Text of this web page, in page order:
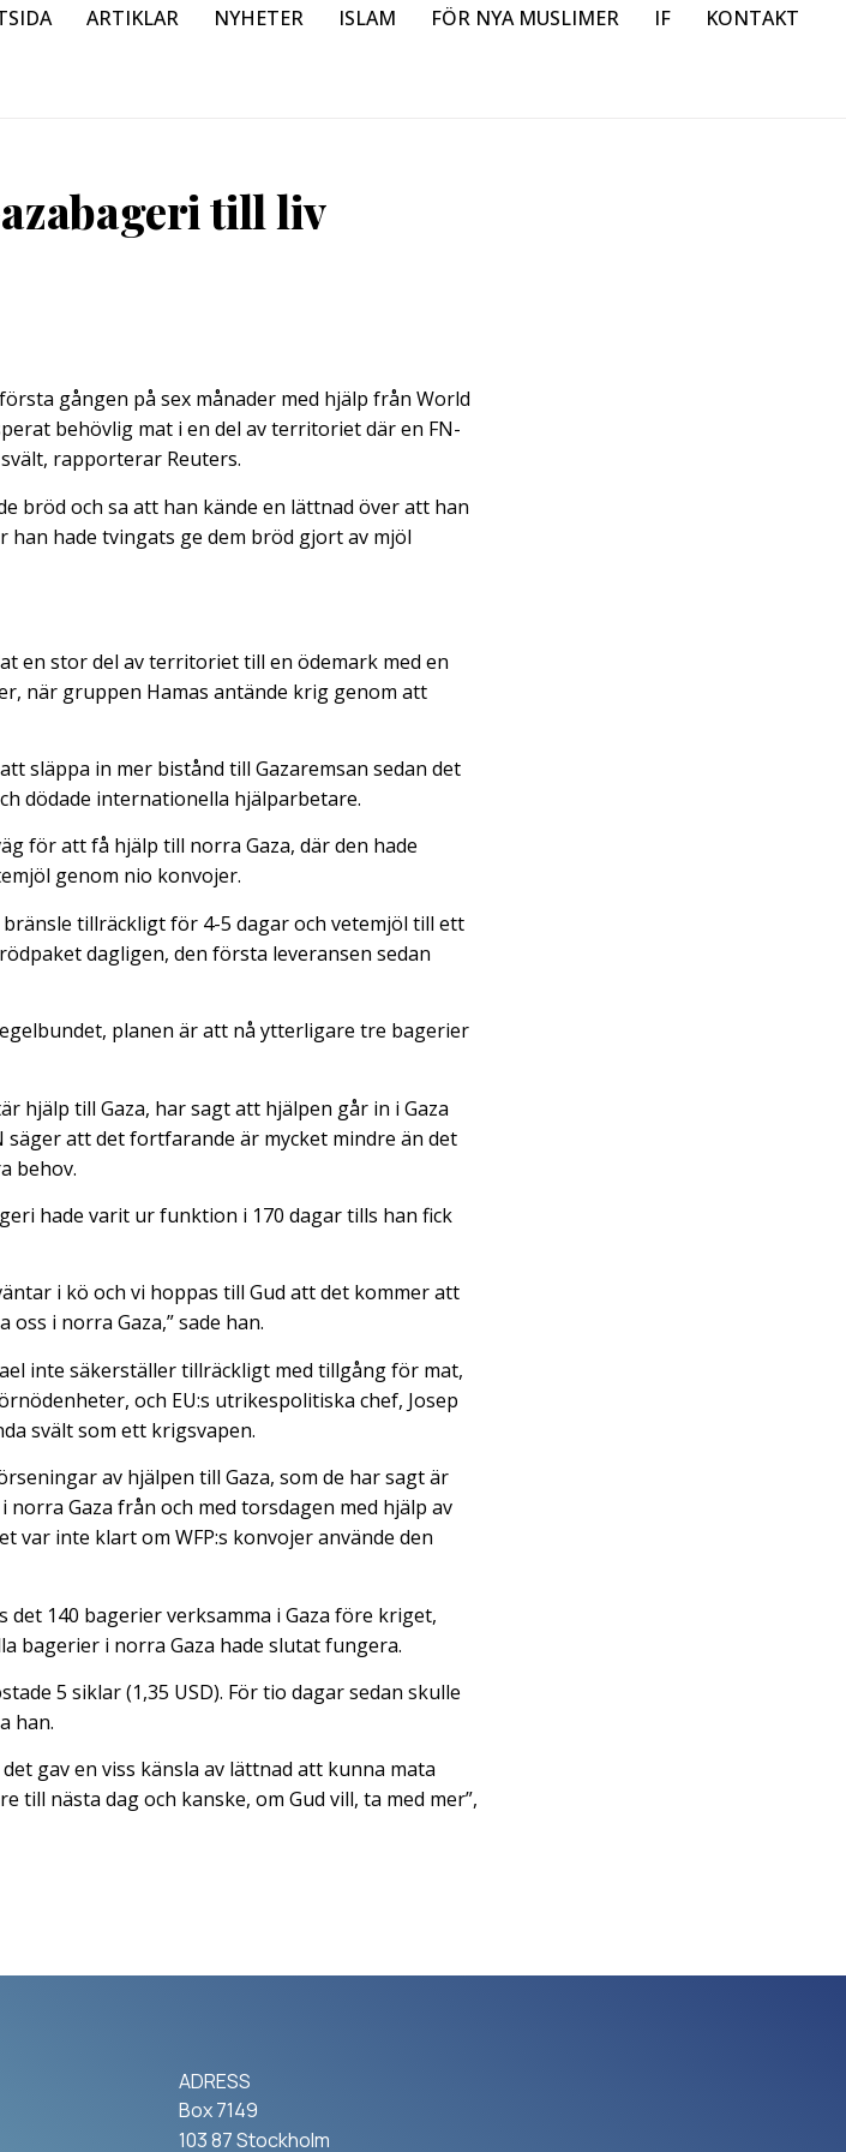
ARTIKLAR NYHETER ISLAM FÖR NYA MUSLIMER IF KONTAKT
till liv
gången på sex månader med hjälp från World
behövlig mat i en del av territoriet där en FN-
rapporterar Reuters.
bröd och sa att han kände en lättnad över att han
hade tvingats ge dem bröd gjort av mjöl
en stor del av territoriet till en ödemark med en
när gruppen Hamas antände krig genom att
släppa in mer bistånd till Gazaremsan sedan det
dödade internationella hjälparbetare.
för att få hjälp till norra Gaza, där den hade
genom nio konvojer.
tillräckligt för 4-5 dagar och vetemjöl till ett
dagligen, den första leveransen sedan
planen är att nå ytterligare tre bagerier
hjälp till Gaza, har sagt att hjälpen går in i Gaza
att det fortfarande är mycket mindre än det
behov.
hade varit ur funktion i 170 dagar tills han fick
i kö och vi hoppas till Gud att det kommer att
i norra Gaza,” sade han.
inte säkerställer tillräckligt med tillgång för mat,
och EU:s utrikespolitiska chef, Josep
svält som ett krigsvapen.
av hjälpen till Gaza, som de har sagt är
Gaza från och med torsdagen med hjälp av
var inte klart om WFP:s konvojer använde den
140 bagerier verksamma i Gaza före kriget,
bagerier i norra Gaza hade slutat fungera.
5 siklar (1,35 USD). För tio dagar sedan skulle
han.
gav en viss känsla av lättnad att kunna mata
till nästa dag och kanske, om Gud vill, ta med mer”,
ADRESS
Box 7149
103 87 Stockholm